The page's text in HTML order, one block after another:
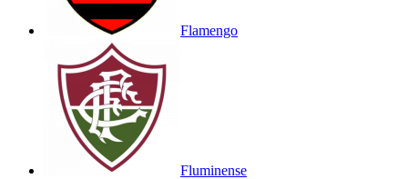
Flamengo
Fluminense